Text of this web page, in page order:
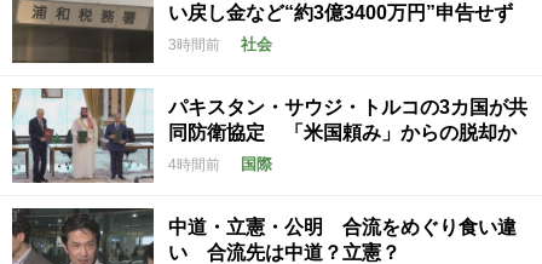
い戻し金など“約3億3400万円”申告せず
3時間前 社会
パキスタン・サウジ・トルコの3カ国が共
同防衛協定 「米国頼み」からの脱却か
4時間前 国際
中道・立憲・公明 合流をめぐり食い違
い 合流先は中道？立憲？